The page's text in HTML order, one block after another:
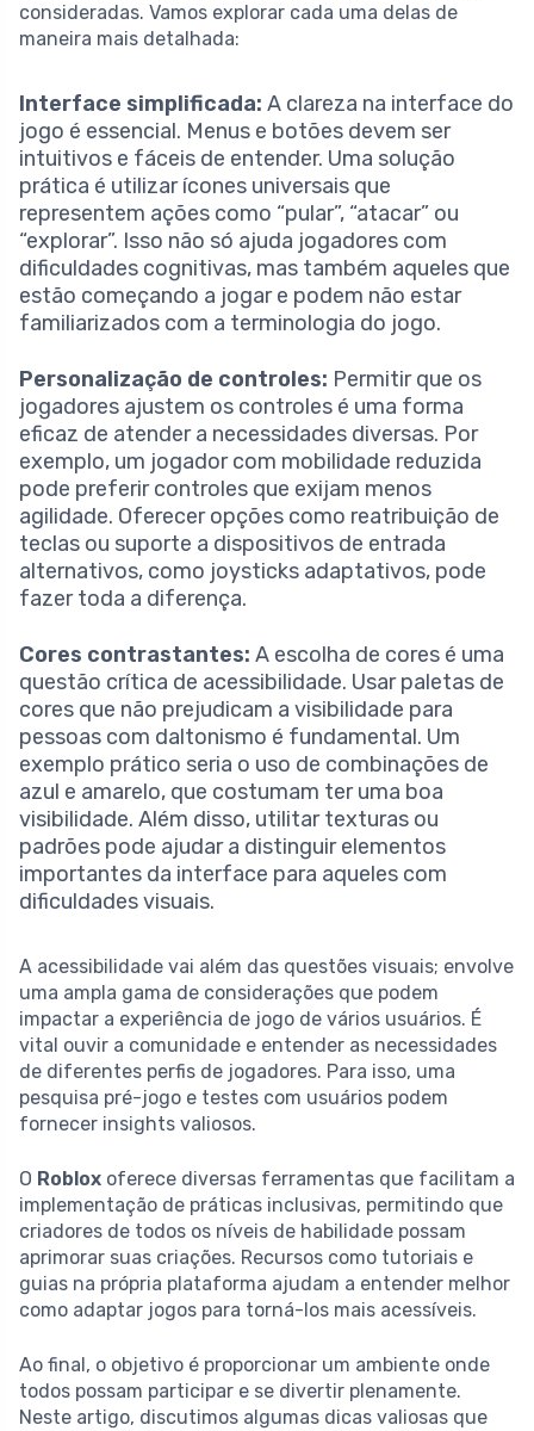
consideradas. Vamos explorar cada uma delas de
maneira mais detalhada:
Interface simplificada: A clareza na interface do
jogo é essencial. Menus e botões devem ser
intuitivos e fáceis de entender. Uma solução
prática é utilizar ícones universais que
representem ações como “pular”, “atacar” ou
“explorar”. Isso não só ajuda jogadores com
dificuldades cognitivas, mas também aqueles que
estão começando a jogar e podem não estar
familiarizados com a terminologia do jogo.
Personalização de controles: Permitir que os
jogadores ajustem os controles é uma forma
eficaz de atender a necessidades diversas. Por
exemplo, um jogador com mobilidade reduzida
pode preferir controles que exijam menos
agilidade. Oferecer opções como reatribuição de
teclas ou suporte a dispositivos de entrada
alternativos, como joysticks adaptativos, pode
fazer toda a diferença.
Cores contrastantes: A escolha de cores é uma
questão crítica de acessibilidade. Usar paletas de
cores que não prejudicam a visibilidade para
pessoas com daltonismo é fundamental. Um
exemplo prático seria o uso de combinações de
azul e amarelo, que costumam ter uma boa
visibilidade. Além disso, utilitar texturas ou
padrões pode ajudar a distinguir elementos
importantes da interface para aqueles com
dificuldades visuais.
A acessibilidade vai além das questões visuais; envolve
uma ampla gama de considerações que podem
impactar a experiência de jogo de vários usuários. É
vital ouvir a comunidade e entender as necessidades
de diferentes perfis de jogadores. Para isso, uma
pesquisa pré-jogo e testes com usuários podem
fornecer insights valiosos.
O Roblox oferece diversas ferramentas que facilitam a
implementação de práticas inclusivas, permitindo que
criadores de todos os níveis de habilidade possam
aprimorar suas criações. Recursos como tutoriais e
guias na própria plataforma ajudam a entender melhor
como adaptar jogos para torná-los mais acessíveis.
Ao final, o objetivo é proporcionar um ambiente onde
todos possam participar e se divertir plenamente.
Neste artigo, discutimos algumas dicas valiosas que